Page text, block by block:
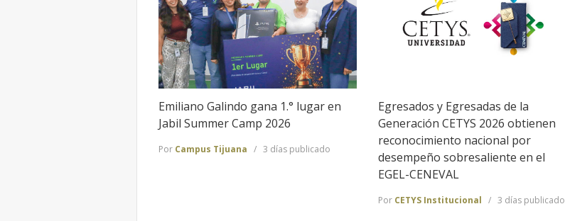
Emiliano Galindo gana 1.° lugar en
Jabil Summer Camp 2026
Por Campus Tijuana 3 días publicado
Egresados y Egresadas de la
Generación CETYS 2026 obtienen
reconocimiento nacional por
desempeño sobresaliente en el
EGEL-CENEVAL
Por CETYS Institucional 3 días publicado